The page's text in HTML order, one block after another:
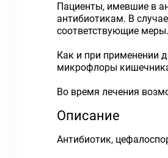
Пациенты, имевшие в
антибиотикам. В
соответствующие меры.
Как и при применении
микрофлоры
Во время лечения
Описание
Антибиотик,